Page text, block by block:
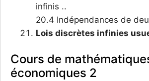
infinis ..
20.4 Indépendances de
Lois discrètes infinies
Cours de
économiques 2